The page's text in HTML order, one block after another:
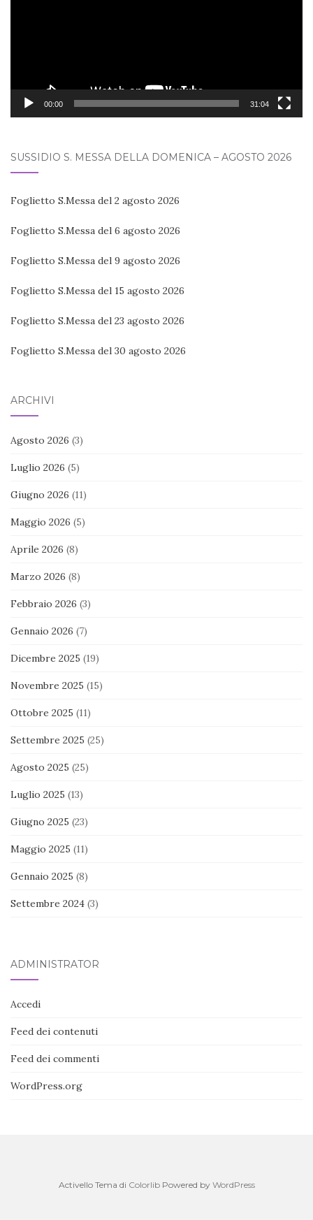
00:00 31:04
SUSSIDIO S. MESSA DELLA DOMENICA – AGOSTO 2026
Foglietto S.Messa del 2 agosto 2026
Foglietto S.Messa del 6 agosto 2026
Foglietto S.Messa del 9 agosto 2026
Foglietto S.Messa del 15 agosto 2026
Foglietto S.Messa del 23 agosto 2026
Foglietto S.Messa del 30 agosto 2026
ARCHIVI
Agosto 2026 (3)
Luglio 2026 (5)
Giugno 2026 (11)
Maggio 2026 (5)
Aprile 2026 (8)
Marzo 2026 (8)
Febbraio 2026 (3)
Gennaio 2026 (7)
Dicembre 2025 (19)
Novembre 2025 (15)
Ottobre 2025 (11)
Settembre 2025 (25)
Agosto 2025 (25)
Luglio 2025 (13)
Giugno 2025 (23)
Maggio 2025 (11)
Gennaio 2025 (8)
Settembre 2024 (3)
ADMINISTRATOR
Accedi
Feed dei contenuti
Feed dei commenti
WordPress.org
Activello Tema di ColorlibPowered by WordPress